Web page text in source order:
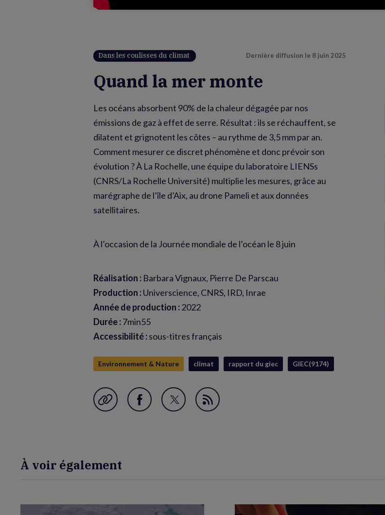
Dans les coulisses du climat Dernière diffusion le 8 juin 2025
Quand la mer monte
Les océans absorbent 90% de la chaleur dégagée par nos
émissions de gaz à effet de serre. Résultat : ils se réchauffent, se
dilatent et grignotent les côtes – au rythme de 3,5 mm par an.
Comment mesurer ce discret phénomène et donc prévoir son
évolution ? À La Rochelle, une équipe du laboratoire LIENSs
(CNRS/La Rochelle Université) multiplie les mesures, grâce au
marégraphe de l’île d’Aix, au drone Pameli et aux données
satellitaires.
À l’occasion de la Journée mondiale de l’océan le 8 juin
Réalisation : Barbara Vignaux, Pierre De Parscau
Production :Universcience, CNRS, IRD, Inrae
Année de production :2022
Durée :7min55
Accessibilité :sous-titres français
Environnement & Nature climat rapport du giec GIEC(9174)
Garder en favori
Partager PartagerFlux
À voir également